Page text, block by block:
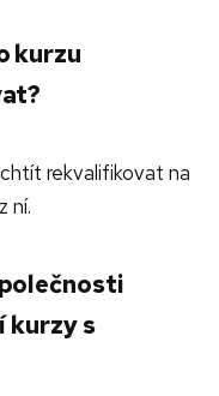
kurzu
rekvalifikovat na
ní.
kurzy s